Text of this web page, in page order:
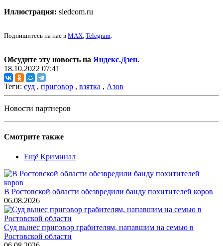
Иллюстрация: sledcom.ru
Подпишитесь на нас в MAX, Telegram.
Обсудите эту новость на Яндекс.Дзен.
18.10.2022 07:41
Теги: суд , приговор , взятка , Азов
Новости партнеров
Смотрите также
Ещё Криминал
В Ростовской области обезвредили банду похитителей коров
06.08.2026
Суд вынес приговор грабителям, напавшим на семью в
Ростовской области